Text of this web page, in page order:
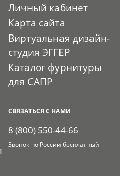
Личный кабинет
Карта сайта
Виртуальная дизайн-
студия ЭГГЕР
Каталог фурнитуры
для САПР
СВЯЗАТЬСЯ С НАМИ
8 (800) 550-44-66
Звонок по России бесплатный